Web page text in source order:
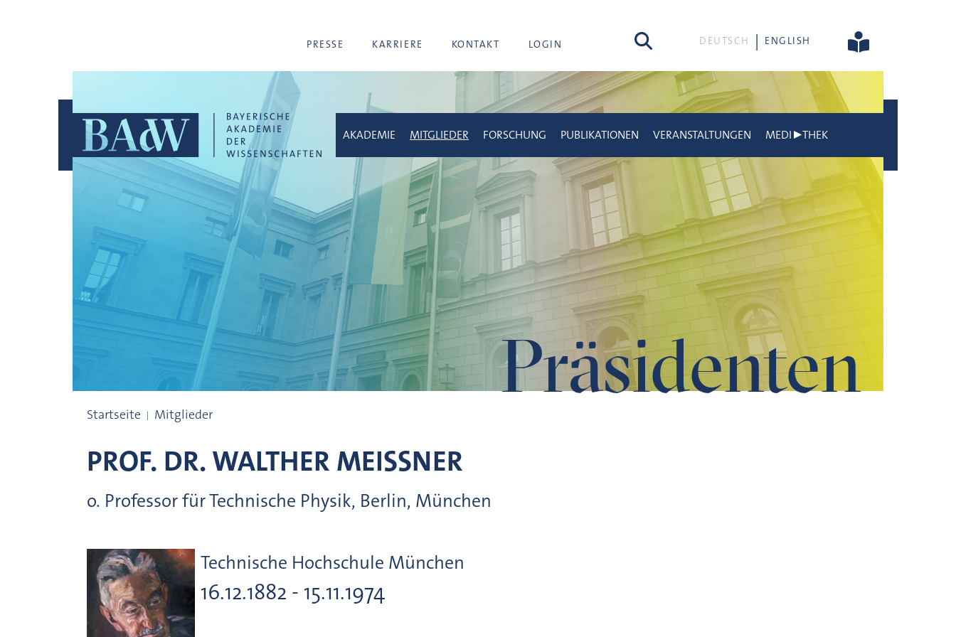
PRESSE KARRIERE KONTAKT LOGIN Suche DEUTSCH ENGLISH
Präsidenten
AKADEMIE MITGLIEDER FORSCHUNG PUBLIKATIONEN VERANSTALTUNGEN MEDI▶THEK
Startseite Mitglieder
PROF. DR.WALTHER MEISSNER
o. Professor für Technische Physik, Berlin, München
Technische Hochschule München
16.12.1882 - 15.11.1974